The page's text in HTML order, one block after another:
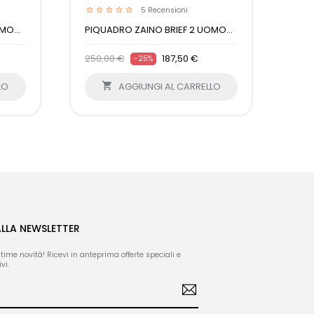
5 Recensioni
PIQUADRO ZAINO BRIEF 2 UOMO...
250,00 € -25% 187,50 €
 AGGIUNGI AL CARRELLO
NEWSLETTER
novità! Ricevi in anteprima offerte speciali e